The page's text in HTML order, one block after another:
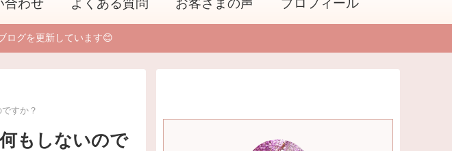
合わせ よくある質問 お客さまの声 プロフィール
ログを更新しています😊
すか？
もしないので